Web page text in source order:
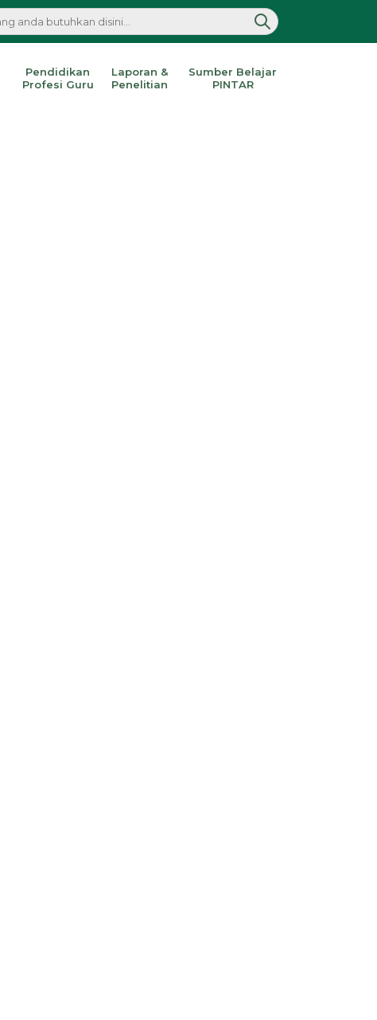
Pendidikan
Profesi Guru
Laporan &
Penelitian
Sumber Belajar
PINTAR